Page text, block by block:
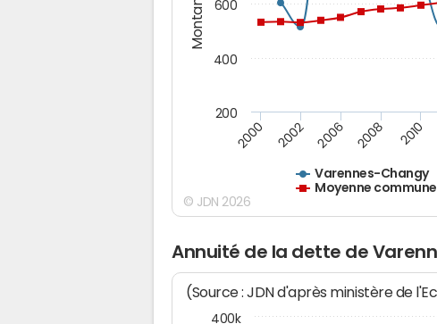
Varennes-Changy
Moyenne
2000 2002 2006 2008 2010
200
400
600
© JDN 2026
Annuité de la dette de
(Source : JDN d'après ministère de
400k